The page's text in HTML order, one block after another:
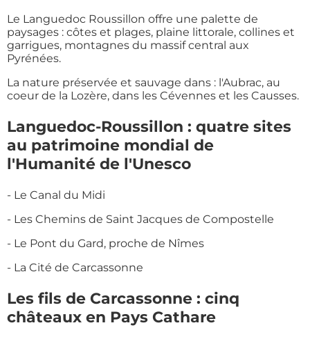
Le Languedoc Roussillon offre une palette de
paysages : côtes et plages, plaine littorale, collines et
garrigues, montagnes du massif central aux
Pyrénées.
La nature préservée et sauvage dans : l'Aubrac, au
coeur de la Lozère, dans les Cévennes et les Causses.
Languedoc-Roussillon : quatre sites
au patrimoine mondial de
l'Humanité de l'Unesco
- Le Canal du Midi
- Les Chemins de Saint Jacques de Compostelle
- Le Pont du Gard, proche de Nîmes
- La Cité de Carcassonne
Les fils de Carcassonne : cinq
châteaux en Pays Cathare